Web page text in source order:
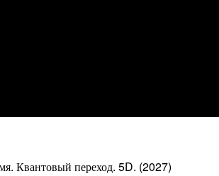
Квантовый переход. 5D. (2027)